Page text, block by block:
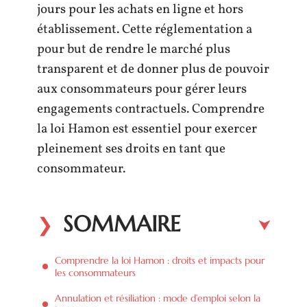
jours pour les achats en ligne et hors
établissement. Cette réglementation a
pour but de rendre le marché plus
transparent et de donner plus de pouvoir
aux consommateurs pour gérer leurs
engagements contractuels. Comprendre
la loi Hamon est essentiel pour exercer
pleinement ses droits en tant que
consommateur.
SOMMAIRE
Comprendre la loi Hamon : droits et impacts pour
les consommateurs
Annulation et résiliation : mode d’emploi selon la